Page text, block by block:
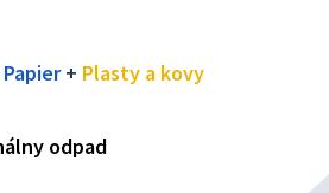
Papier+ Plasty a kovy
odpad